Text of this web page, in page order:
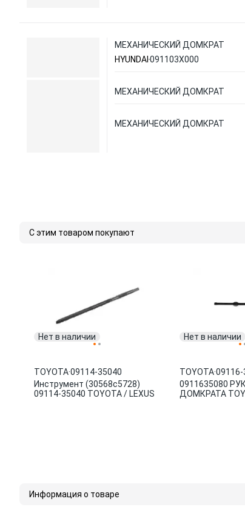
МЕХАНИЧЕСКИЙ ДОМКРАТ
HYUNDAI 091103X000
МЕХАНИЧЕСКИЙ ДОМКРАТ
МЕХАНИЧЕСКИЙ ДОМКРАТ
С этим товаром покупают
Нет в наличии
TOYOTA·09114-35040
Инструмент (30568c5728)
09114-35040 TOYOTA / LEXUS
Нет в наличии
TOYOTA·09116-
0911635080
ДОМКРАТА
Информация о товаре